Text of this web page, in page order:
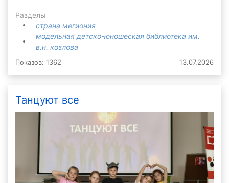
Разделы
страна мегиония
модельная детско-юношеская библиотека им.
в.н. козлова
Показов: 1362 13.07.2026
Танцуют все